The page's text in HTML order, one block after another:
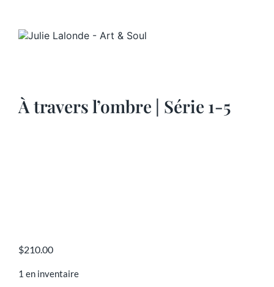
À travers l’ombre | Série 1-5
$210.00
1 en inventaire